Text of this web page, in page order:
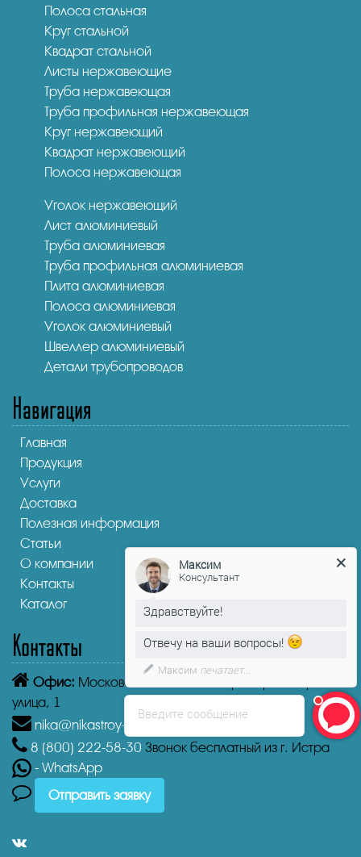
Полоса стальная
Круг стальной
Квадрат стальной
Листы нержавеющие
Труба нержавеющая
Труба профильная нержавеющая
Круг нержавеющий
Квадрат нержавеющий
Полоса нержавеющая
Уголок нержавеющий
Лист алюминиевый
Труба алюминиевая
Труба профильная алюминиевая
Плита алюминиевая
Полоса алюминиевая
Уголок алюминиевый
Швеллер алюминиевый
Детали трубопроводов
Навигация
Главная
Продукция
Услуги
Доставка
Полезная информация
Статьи
О компании
Контакты
Каталог
Контакты
Офис: Московская область, Истра, Пролетарская
улица, 1
nika@nikastroy-msk.ru
8 (800) 222-58-30 Звонок бесплатный из г. Истра
- WhatsApp
Отправить заявку
Введите сообщение
Максим
Консультант
Здравствуйте!
Отвечу на ваши вопросы!
Максим печатает...